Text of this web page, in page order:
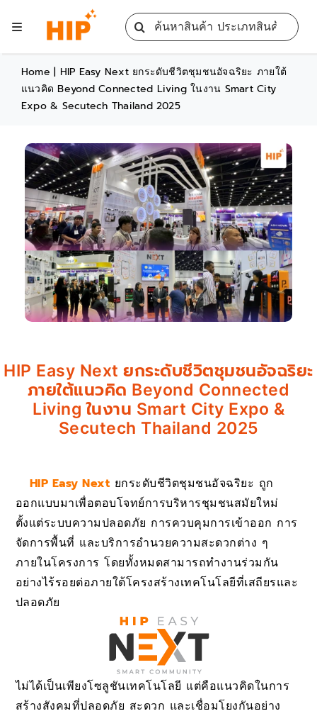
Toggle
Home
All Products
Training
Blog
Services
Contact
Search
for:
Home | HIP Easy Next ยกระดับชีวิตชุมชนอัจฉริยะ ภายใต้
แนวคิด Beyond Connected Living ในงาน Smart City
Expo & Secutech Thailand 2025
HIP Easy Next ยกระดับชีวิตชุมชนอัจฉริยะ
ภายใต้แนวคิด Beyond Connected
Living ในงาน Smart City Expo &
Secutech Thailand 2025
HIP Easy Nextยกระดับชีวิตชุมชนอัจฉริยะ ถูก
ออกแบบมาเพื่อตอบโจทย์การบริหารชุมชนสมัยใหม่
ตั้งแต่ระบบความปลอดภัย การควบคุมการเข้าออก การ
จัดการพื้นที่ และบริการอำนวยความสะดวกต่าง ๆ
ภายในโครงการ โดยทั้งหมดสามารถทำงานร่วมกัน
อย่างไร้รอยต่อภายใต้โครงสร้างเทคโนโลยีที่เสถียรและ
ปลอดภัย
ไม่ได้เป็นเพียงโซลูชันเทคโนโลยี แต่คือแนวคิดในการ
สร้างสังคมที่ปลอดภัย สะดวก และเชื่อมโยงกันอย่าง